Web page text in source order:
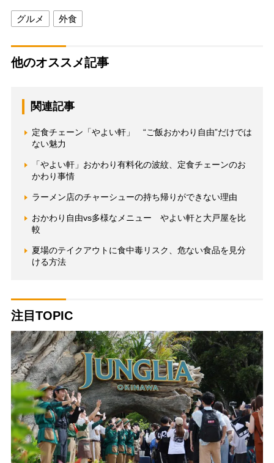
グルメ 外食
他のオススメ記事
関連記事
定食チェーン「やよい軒」 “ご飯おかわり自由”だけでは
ない魅力
「やよい軒」おかわり有料化の波紋、定食チェーンのお
かわり事情
ラーメン店のチャーシューの持ち帰りができない理由
おかわり自由vs多様なメニュー やよい軒と大戸屋を比
較
夏場のテイクアウトに食中毒リスク、危ない食品を見分
ける方法
注目TOPIC